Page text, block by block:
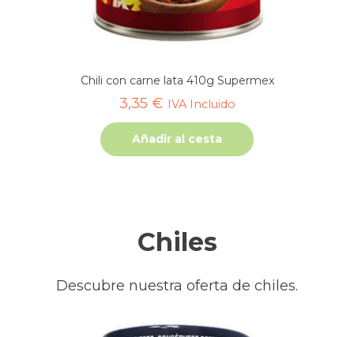
Chili con carne lata 410g Supermex
3,35 € IVA Incluido
Añadir al cesta
Chiles
Descubre nuestra oferta de chiles.